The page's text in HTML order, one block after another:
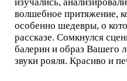
волшебное притяжение,
особенно шедевры, о
рассказе. Сомкнулся
балерин и образ Вашего
звуки рояля. Красиво и